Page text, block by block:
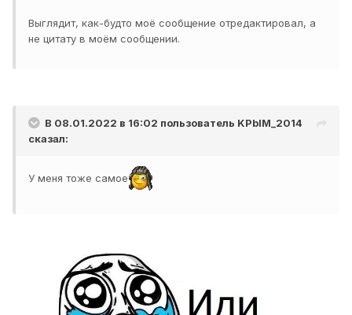
Выглядит, как-будто моё сообщение отредактировал, а
не цитату в моём сообщении.
В 08.01.2022 в 16:02 пользователь KPbIM_2014
сказал:
У меня тоже самое